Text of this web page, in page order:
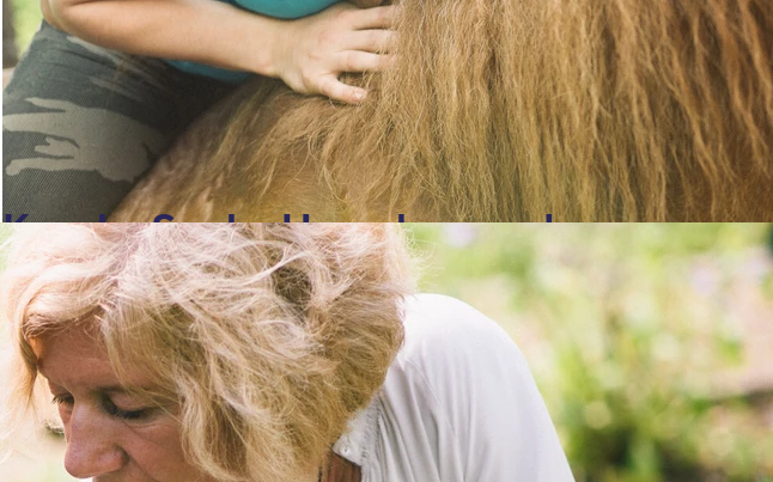
Kranke Seele: Ursachen und
Risikofaktoren
Besonders junge Menschen sind anfällig für
psychische Erkrankungen. Sie stehen unter
außergewöhnlichem Druck, sei es durch
Leistungsanforderungen oder belastende familiäre